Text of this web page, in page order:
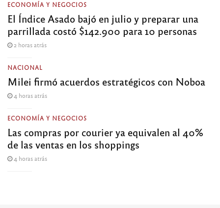
ECONOMÍA Y NEGOCIOS
El Índice Asado bajó en julio y preparar una
parrillada costó $142.900 para 10 personas
2 horas atrás
NACIONAL
Milei firmó acuerdos estratégicos con Noboa
4 horas atrás
ECONOMÍA Y NEGOCIOS
Las compras por courier ya equivalen al 40%
de las ventas en los shoppings
4 horas atrás